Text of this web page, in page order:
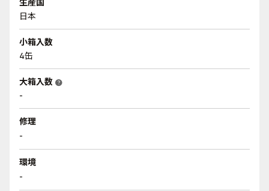
日本
小箱入数
4缶
大箱入数 help
-
修理
-
環境
-